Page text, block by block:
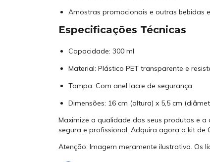
Amostras promocionais e outras bebidas
Especificações Técnicas
Capacidade: 300 ml
Material: Plástico PET transparente e
Tampa: Com anel lacre de segurança
Dimensões: 16 cm (altura) x 5,5 cm
Maximize a qualidade dos seus produtos e
segura e profissional. Adquira agora o kit de
Atenção: Imagem meramente ilustrativa. Os